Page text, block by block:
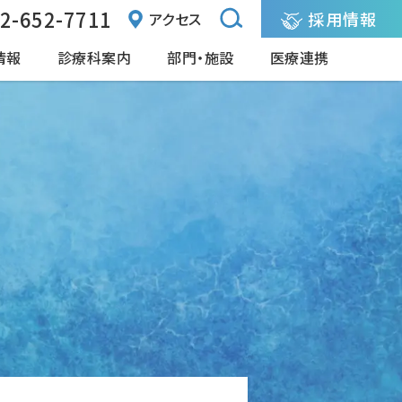
652-7711 アクセス 採用情報
報 診療科案内 部門・施設 医療連携